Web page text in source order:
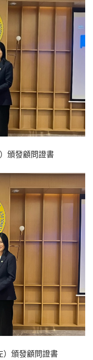
頒發顧問證書
）頒發顧問證書